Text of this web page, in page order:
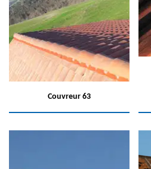
Couvreur 63